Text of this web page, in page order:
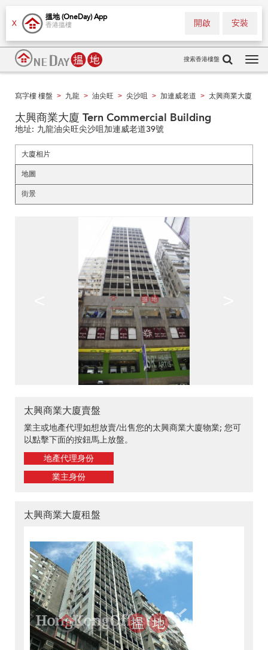
X
搵地 (OneDay) App
香港搵樓 安裝
開啟
搜索香港樓盤
寫字樓 樓盤 > 九龍 > 油尖旺 > 尖沙咀 > 加連威老道 > 太興商業大廈
太興商業大廈 Tern Commercial Building
地址: 九龍油尖旺尖沙咀加連威老道39號
大廈相片
地圖
街景
太興商業大廈賣盤
業主或地產代理如想放賣/出售您的太興商業大廈物業; 您可
以點擊下面的按鈕馬上放盤。
地產代理身份
業主身份
太興商業大廈租盤